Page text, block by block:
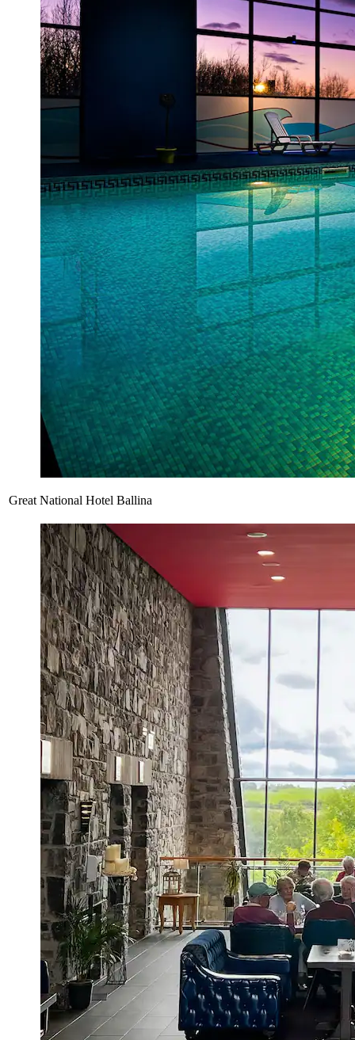
Great National Hotel Ballina